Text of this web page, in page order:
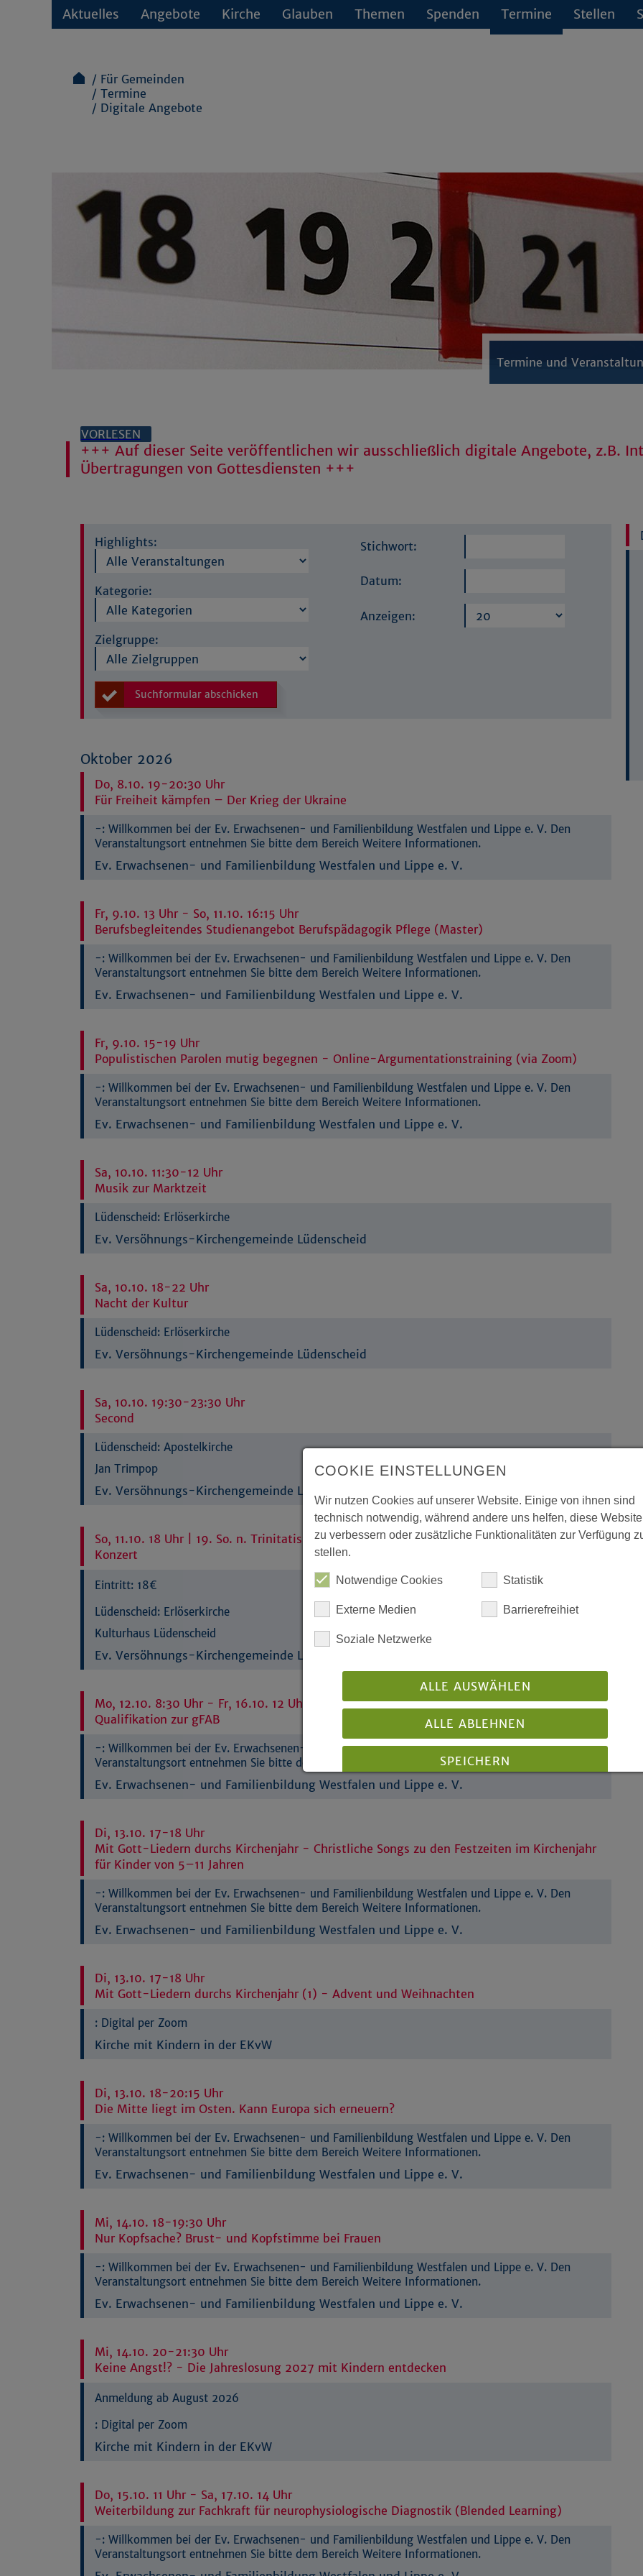
Aktuelles Angebote Kirche Glauben Themen Spenden Termine Stellen
Für Gemeinden
Termine
Digitale Angebote
Termine und
VORLESEN
+++ Auf dieser Seite veröffentlichen wir ausschließlich digitale Angebote, z.B.
Übertragungen von Gottesdiensten +++
Highlights:
Kategorie:
Zielgruppe:
Stichwort:
Datum:
Anzeigen:
Suchformular abschicken
Oktober 2026
Do, 8.10. 19-20:30 Uhr
Für Freiheit kämpfen – Der Krieg der Ukraine
-: Willkommen bei der Ev. Erwachsenen- und Familienbildung Westfalen und Lippe e. V. Den
Veranstaltungsort entnehmen Sie bitte dem Bereich Weitere Informationen.
Ev. Erwachsenen- und Familienbildung Westfalen und Lippe e. V.
Fr, 9.10. 13 Uhr - So, 11.10. 16:15 Uhr
Berufsbegleitendes Studienangebot Berufspädagogik Pflege (Master)
-: Willkommen bei der Ev. Erwachsenen- und Familienbildung Westfalen und Lippe e. V. Den
Veranstaltungsort entnehmen Sie bitte dem Bereich Weitere Informationen.
Ev. Erwachsenen- und Familienbildung Westfalen und Lippe e. V.
Fr, 9.10. 15-19 Uhr
Populistischen Parolen mutig begegnen - Online-Argumentationstraining (via Zoom)
-: Willkommen bei der Ev. Erwachsenen- und Familienbildung Westfalen und Lippe e. V. Den
Veranstaltungsort entnehmen Sie bitte dem Bereich Weitere Informationen.
Ev. Erwachsenen- und Familienbildung Westfalen und Lippe e. V.
Sa, 10.10. 11:30-12 Uhr
Musik zur Marktzeit
Lüdenscheid: Erlöserkirche
Ev. Versöhnungs-Kirchengemeinde Lüdenscheid
Sa, 10.10. 18-22 Uhr
Nacht der Kultur
Lüdenscheid: Erlöserkirche
Ev. Versöhnungs-Kirchengemeinde Lüdenscheid
Sa, 10.10. 19:30-23:30 Uhr
Second
Lüdenscheid: Apostelkirche
Jan Trimpop
Ev. Versöhnungs-Kirchengemeinde Lüdenscheid
So, 11.10. 18 Uhr | 19. So. n. Trinitatis
Konzert
Eintritt: 18€
Lüdenscheid: Erlöserkirche
Kulturhaus Lüdenscheid
Ev. Versöhnungs-Kirchengemeinde Lüdenscheid
Mo, 12.10. 8:30 Uhr - Fr, 16.10. 12 Uhr
Qualifikation zur gFAB
-: Willkommen bei der Ev. Erwachsenen- und Familienbildung Westfalen und Lippe e. V. Den
Veranstaltungsort entnehmen Sie bitte dem Bereich Weitere Informationen.
Ev. Erwachsenen- und Familienbildung Westfalen und Lippe e. V.
Di, 13.10. 17-18 Uhr
Mit Gott-Liedern durchs Kirchenjahr - Christliche Songs zu den Festzeiten im Kirchenjahr
für Kinder von 5–11 Jahren
-: Willkommen bei der Ev. Erwachsenen- und Familienbildung Westfalen und Lippe e. V. Den
Veranstaltungsort entnehmen Sie bitte dem Bereich Weitere Informationen.
Ev. Erwachsenen- und Familienbildung Westfalen und Lippe e. V.
Di, 13.10. 17-18 Uhr
Mit Gott-Liedern durchs Kirchenjahr (1) - Advent und Weihnachten
: Digital per Zoom
Kirche mit Kindern in der EKvW
Di, 13.10. 18-20:15 Uhr
Die Mitte liegt im Osten. Kann Europa sich erneuern?
-: Willkommen bei der Ev. Erwachsenen- und Familienbildung Westfalen und Lippe e. V. Den
Veranstaltungsort entnehmen Sie bitte dem Bereich Weitere Informationen.
Ev. Erwachsenen- und Familienbildung Westfalen und Lippe e. V.
Mi, 14.10. 18-19:30 Uhr
Nur Kopfsache? Brust- und Kopfstimme bei Frauen
-: Willkommen bei der Ev. Erwachsenen- und Familienbildung Westfalen und Lippe e. V. Den
Veranstaltungsort entnehmen Sie bitte dem Bereich Weitere Informationen.
Ev. Erwachsenen- und Familienbildung Westfalen und Lippe e. V.
Mi, 14.10. 20-21:30 Uhr
Keine Angst!? - Die Jahreslosung 2027 mit Kindern entdecken
Anmeldung ab August 2026
: Digital per Zoom
Kirche mit Kindern in der EKvW
Do, 15.10. 11 Uhr - Sa, 17.10. 14 Uhr
Weiterbildung zur Fachkraft für neurophysiologische Diagnostik (Blended Learning)
-: Willkommen bei der Ev. Erwachsenen- und Familienbildung Westfalen und Lippe e. V. Den
Veranstaltungsort entnehmen Sie bitte dem Bereich Weitere Informationen.
COOKIE EINSTELLUNGEN
Wir nutzen Cookies auf unserer Website. Einige von ihnen sind
technisch notwendig, während andere uns helfen, diese Website
zu verbessern oder zusätzliche Funktionalitäten zur Verfügung
stellen.
Notwendige Cookies Statistik
Externe Medien Barrierefreihiet
Soziale Netzwerke
ALLE AUSWÄHLEN
ALLE ABLEHNEN
SPEICHERN